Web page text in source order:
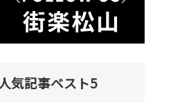
気記事ベスト5